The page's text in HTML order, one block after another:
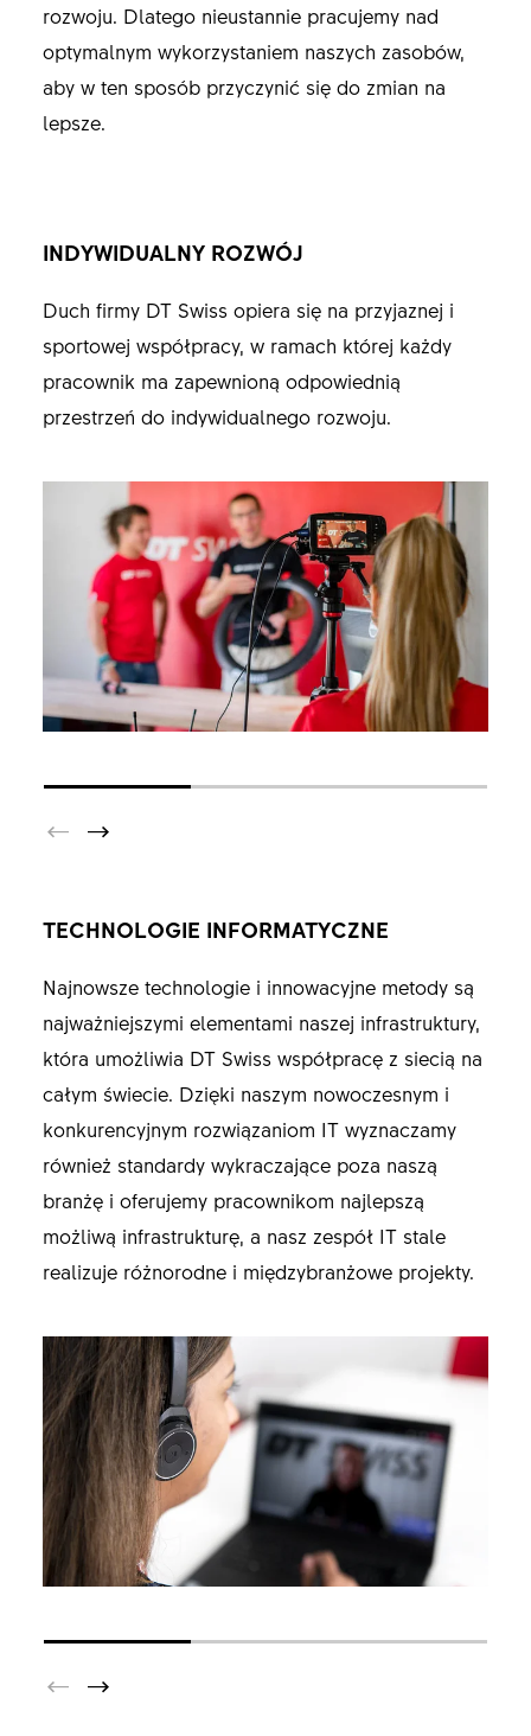
rozwoju. Dlatego nieustannie pracujemy nad
optymalnym wykorzystaniem naszych zasobów,
aby w ten sposób przyczynić się do zmian na
lepsze.
INDYWIDUALNY ROZWÓJ
Duch firmy DT Swiss opiera się na przyjaznej i
sportowej współpracy, w ramach której każdy
pracownik ma zapewnioną odpowiednią
przestrzeń do indywidualnego rozwoju.
TECHNOLOGIE INFORMATYCZNE
Najnowsze technologie i innowacyjne metody są
najważniejszymi elementami naszej infrastruktury,
która umożliwia DT Swiss współpracę z siecią na
całym świecie. Dzięki naszym nowoczesnym i
konkurencyjnym rozwiązaniom IT wyznaczamy
również standardy wykraczające poza naszą
branżę i oferujemy pracownikom najlepszą
możliwą infrastrukturę, a nasz zespół IT stale
realizuje różnorodne i międzybranżowe projekty.